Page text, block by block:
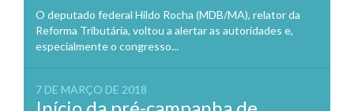
O deputado federal Hildo Rocha (MDB/MA), relator da
Reforma Tributária, voltou a alertar as autoridades e,
especialmente o congresso...
7 DE MARÇO DE 2018